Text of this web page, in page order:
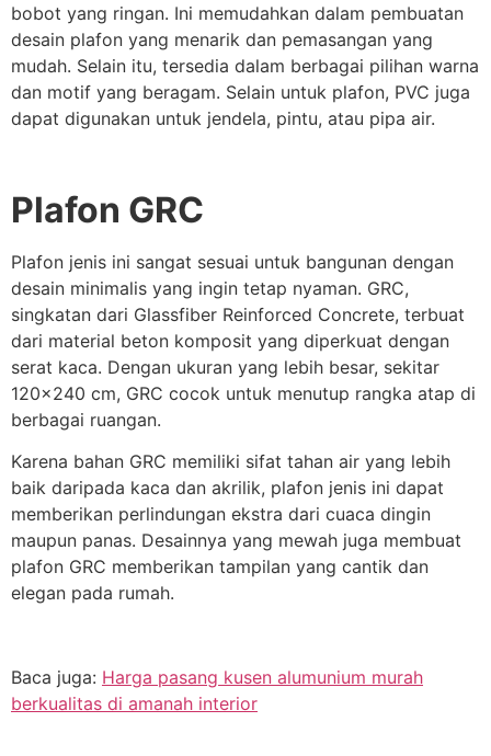
bobot yang ringan. Ini memudahkan dalam pembuatan
desain plafon yang menarik dan pemasangan yang
mudah. Selain itu, tersedia dalam berbagai pilihan warna
dan motif yang beragam. Selain untuk plafon, PVC juga
dapat digunakan untuk jendela, pintu, atau pipa air.
Plafon GRC
Plafon jenis ini sangat sesuai untuk bangunan dengan
desain minimalis yang ingin tetap nyaman. GRC,
singkatan dari Glassfiber Reinforced Concrete, terbuat
dari material beton komposit yang diperkuat dengan
serat kaca. Dengan ukuran yang lebih besar, sekitar
120×240 cm, GRC cocok untuk menutup rangka atap di
berbagai ruangan.
Karena bahan GRC memiliki sifat tahan air yang lebih
baik daripada kaca dan akrilik, plafon jenis ini dapat
memberikan perlindungan ekstra dari cuaca dingin
maupun panas. Desainnya yang mewah juga membuat
plafon GRC memberikan tampilan yang cantik dan
elegan pada rumah.
Baca juga: Harga pasang kusen alumunium murah
berkualitas di amanah interior